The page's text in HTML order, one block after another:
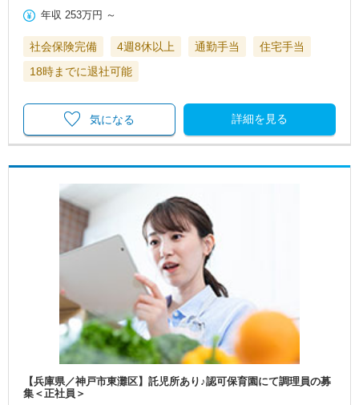
年収 253万円 ～
社会保険完備 4週8休以上 通勤手当
住宅手当
18時までに退社可能
詳細を見る
気になる
【兵庫県／神戸市東灘区】託児所あり♪認可保育園にて調理員の募
集＜正社員＞